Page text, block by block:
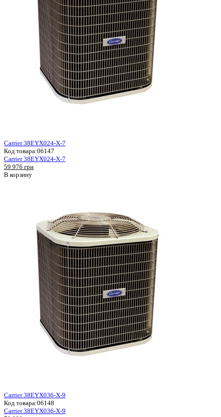
Carrier 38EYX024-X-7
Код товара:06147
Carrier 38EYX024-X-7
59 976 грн
В корзину
Carrier 38EYX036-X-9
Код товара:06148
Carrier 38EYX036-X-9